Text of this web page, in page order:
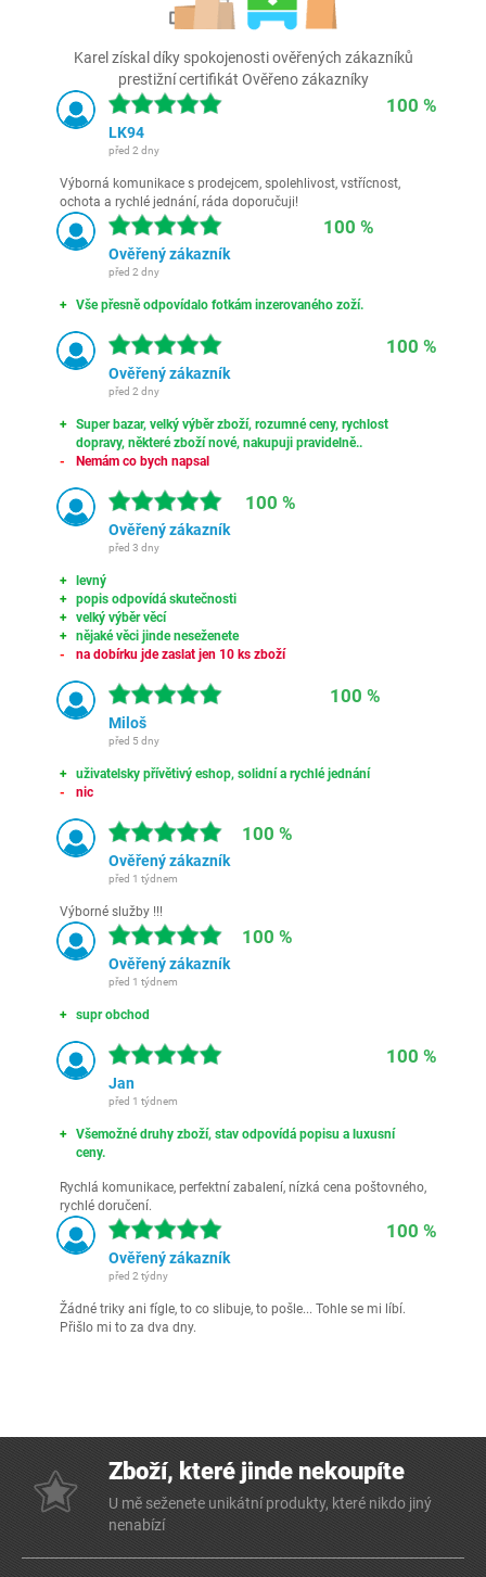
Karel získal díky spokojenosti ověřených zákazníků
prestižní certifikát Ověřeno zákazníky
100 %
LK94
před 2 dny
Výborná komunikace s prodejcem, spolehlivost, vstřícnost,
ochota a rychlé jednání, ráda doporučuji!
100 %
Ověřený zákazník
před 2 dny
Vše přesně odpovídalo fotkám inzerovaného zoží.
100 %
Ověřený zákazník
před 2 dny
Super bazar, velký výběr zboží, rozumné ceny, rychlost
dopravy, některé zboží nové, nakupuji pravidelně..
Nemám co bych napsal
100 %
Ověřený zákazník
před 3 dny
levný
popis odpovídá skutečnosti
velký výběr věcí
nějaké věci jinde neseženete
na dobírku jde zaslat jen 10 ks zboží
100 %
Miloš
před 5 dny
uživatelsky přívětivý eshop, solidní a rychlé jednání
nic
100 %
Ověřený zákazník
před 1 týdnem
Výborné služby !!!
100 %
Ověřený zákazník
před 1 týdnem
supr obchod
100 %
Jan
před 1 týdnem
Všemožné druhy zboží, stav odpovídá popisu a luxusní
ceny.
Rychlá komunikace, perfektní zabalení, nízká cena poštovného,
rychlé doručení.
100 %
Ověřený zákazník
před 2 týdny
Žádné triky ani fígle, to co slibuje, to pošle... Tohle se mi líbí.
Přišlo mi to za dva dny.
Zboží, které jinde nekoupíte
U mě seženete unikátní produkty, které nikdo jiný
nenabízí